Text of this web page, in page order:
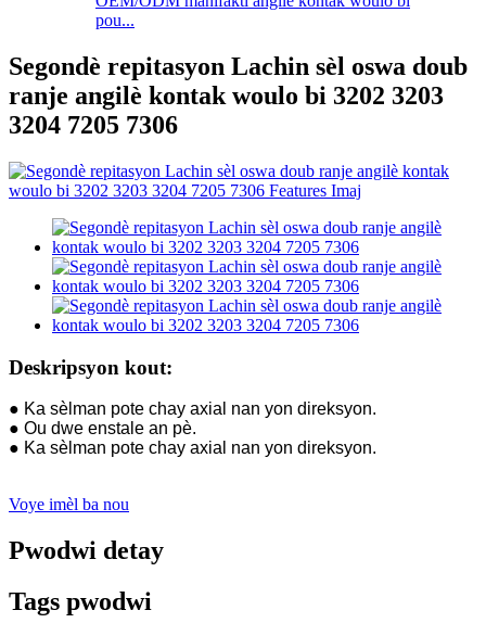
pou...
Segondè repitasyon Lachin sèl oswa doub
ranje angilè kontak woulo bi 3202 3203
3204 7205 7306
Deskripsyon kout:
● Ka sèlman pote chay axial nan yon direksyon.
● Ou dwe enstale an pè.
● Ka sèlman pote chay axial nan yon direksyon.
Voye imèl ba nou
Pwodwi detay
Tags pwodwi